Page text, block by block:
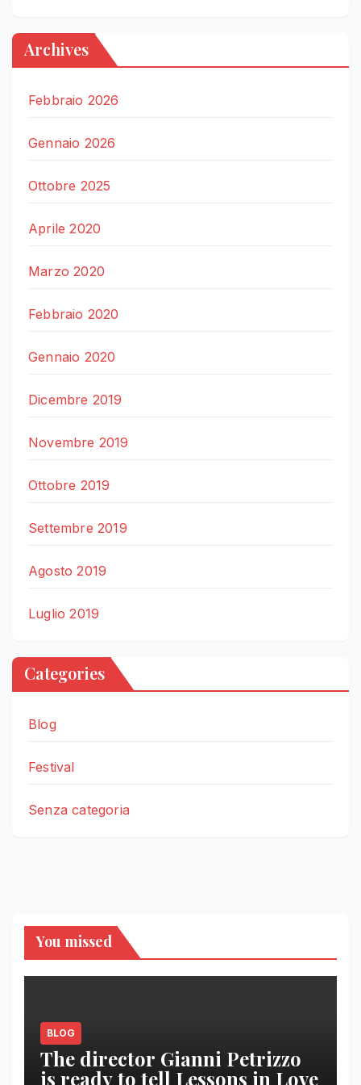
Archives
Febbraio 2026
Gennaio 2026
Ottobre 2025
Aprile 2020
Marzo 2020
Febbraio 2020
Gennaio 2020
Dicembre 2019
Novembre 2019
Ottobre 2019
Settembre 2019
Agosto 2019
Luglio 2019
Categories
Blog
Festival
Senza categoria
You missed
BLOG
The director Gianni Petrizzo
is ready to tell Lessons in Love